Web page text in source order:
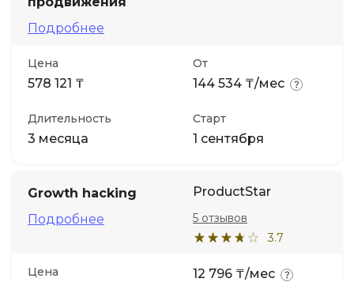
Подробнее
Цена
578 121 ₸
От
144 534 ₸/мес
Длительность
3 месяца
Старт
1 сентября
Growth hacking
Подробнее
ProductStar
3.7
5 отзывов
Цена 12 796 ₸/мес